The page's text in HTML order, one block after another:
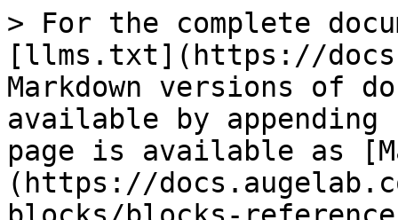
> For the complete
[llms.txt](https://
Markdown versions of
available by
page is available as
(https://